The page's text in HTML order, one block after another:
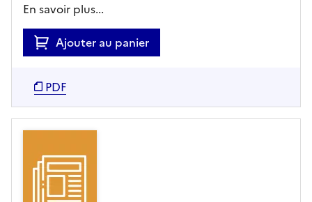
En savoir plus...
Ajouter au panier
PDF